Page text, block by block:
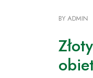
BY ADMIN